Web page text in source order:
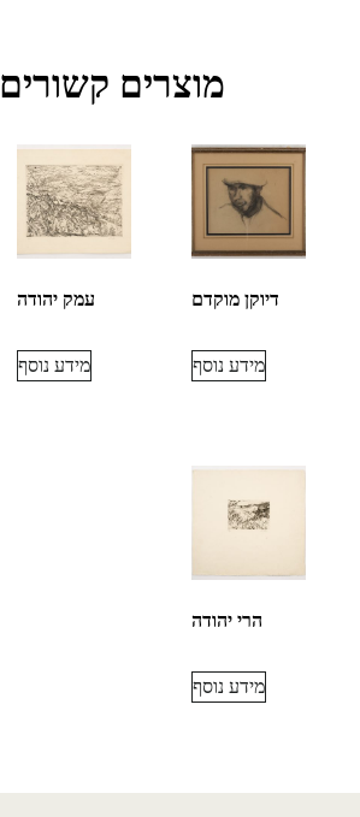
מוצרים קשורים
דיוקן מוקדם
מידע נוסף
עמק יהודה
מידע נוסף
הרי יהודה
מידע נוסף